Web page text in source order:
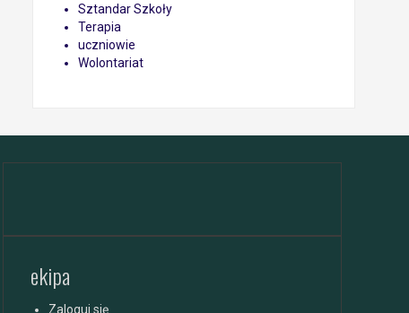
Sztandar Szkoły
Terapia
uczniowie
Wolontariat
ekipa
Zaloguj się